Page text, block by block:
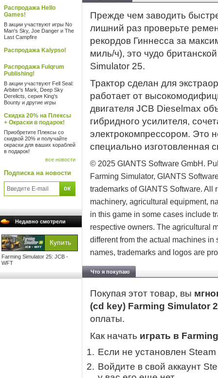
Распродажа Hello
Games!
В акции участвуют игры No
Man's Sky, Joe Danger и The
Last Campfire
Распродажа Kalypso!
Распродажа Fulqrum
Publishing!
В акции участвуют Fell Seal:
Arbiter's Mark, Deep Sky
Derelicts, серия King's
Bounty и другие игры
Скидка 20% на Плексы
+ Окраски в подарок!
Приобретите Плексы со
скидкой 20% и получайте
окраски для ваших кораблей
в подарок!
все новости
Подписка на новости
Недавно смотрели
Farming Simulator 25: JCB -
WFT
Прежде чем заводить
лишний раз проверьте
рекордов Гиннесса за
миль/ч), это чудо
Simulator 25.
Трактор сделан для
работает от
двигателя JCB Dieselmax
гибридного усилителя,
электрокомпрессором. Это
специально изготовленная
© 2025 GIANTS Software GmbH.
Farming Simulator, GIANTS
trademarks of GIANTS Software. All
machinery, agricultural equipment,
in this game in some cases include
respective owners. The agricultural
different from the actual machines
names, trademarks and logos are
Что я покупаю
Покупая этот товар, вы
(cd key) Farming Simulator
оплаты.
Как начать играть в
Если не установлен
Войдите в свой аккаунт